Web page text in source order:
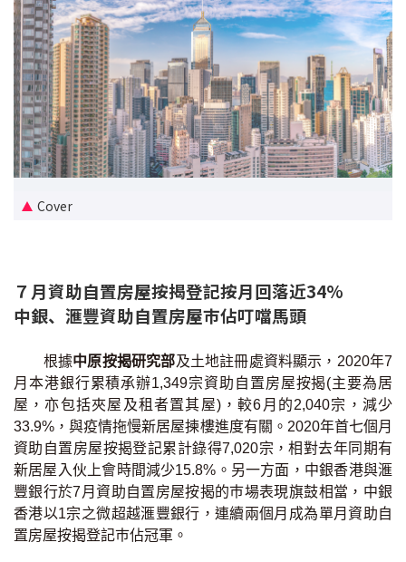
私人貸款
優惠禮遇
新盤優越按揭優惠
中原按揭標籤優惠
推薦齊齊友賞
按揭計算
置業預算
供款年期計算
工商舖按揭計算
印花稅計算
Cover
７月資助自置房屋按揭登記按月回落近34%
中銀、滙豐資助自置房屋巿佔叮噹馬頭
根據中原按揭研究部及土地註冊處資料顯示，2020年7
月本港銀行累積承辦1,349宗資助自置房屋按揭(主要為居
屋，亦包括夾屋及租者置其屋)，較6月的2,040宗，減少
33.9%，與疫情拖慢新居屋揀樓進度有關。2020年首七個月
資助自置房屋按揭登記累計錄得7,020宗，相對去年同期有
新居屋入伙上會時間減少15.8%。另一方面，中銀香港與滙
豐銀行於7月資助自置房屋按揭的巿場表現旗鼓相當，中銀
香港以1宗之微超越滙豐銀行，連續兩個月成為單月資助自
置房屋按揭登記巿佔冠軍。